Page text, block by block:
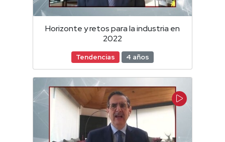
Horizonte y retos para la industria en
2022
Tendencias 4 años